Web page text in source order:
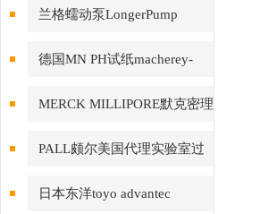
兰格蠕动泵LongerPump
德国MN PH试纸macherey-
MERCK MILLIPORE默克密理
PALL颇尔美国代理实验室过
滤产品
日本东洋toyo advantec